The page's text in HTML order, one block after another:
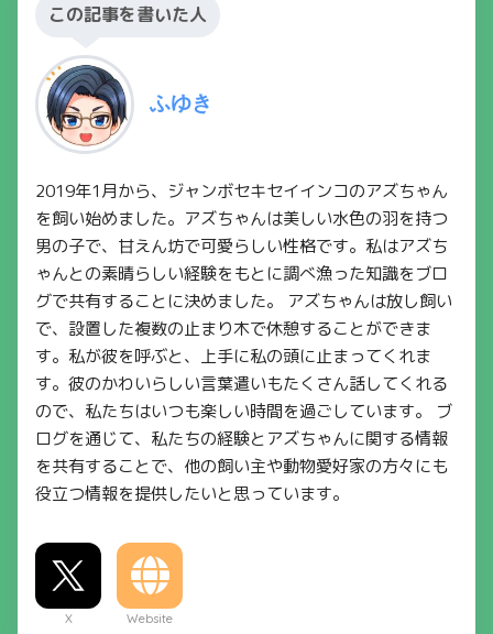
この記事を書いた人
ふゆき
2019年1月から、ジャンボセキセイインコのアズちゃん
を飼い始めました。アズちゃんは美しい水色の羽を持つ
男の子で、甘えん坊で可愛らしい性格です。私はアズち
ゃんとの素晴らしい経験をもとに調べ漁った知識をブロ
グで共有することに決めました。 アズちゃんは放し飼い
で、設置した複数の止まり木で休憩することができま
す。私が彼を呼ぶと、上手に私の頭に止まってくれま
す。彼のかわいらしい言葉遣いもたくさん話してくれる
ので、私たちはいつも楽しい時間を過ごしています。 ブ
ログを通じて、私たちの経験とアズちゃんに関する情報
を共有することで、他の飼い主や動物愛好家の方々にも
役立つ情報を提供したいと思っています。
X Website